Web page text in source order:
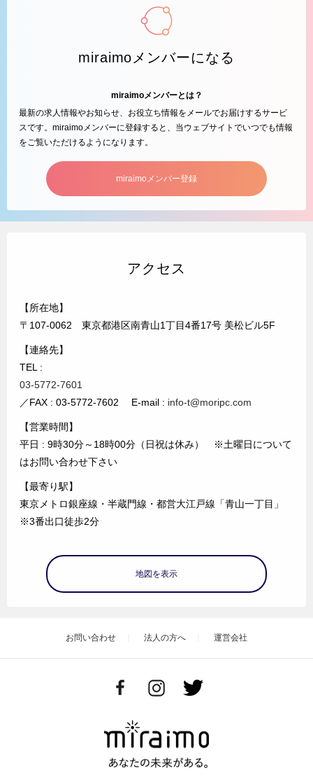
miraimoメンバーになる
miraimoメンバーとは？
最新の求人情報やお知らせ、お役立ち情報をメールでお届けするサービ
スです。miraimoメンバーに登録すると、当ウェブサイトでいつでも情報
をご覧いただけるようになります。
miraimoメンバー登録
アクセス
【所在地】
〒107-0062 東京都港区南青山1丁目4番17号 美松ビル5F
【連絡先】
TEL :
03-5772-7601
／FAX : 03-5772-7602 E-mail : info-t@moripc.com
【営業時間】
平日 : 9時30分～18時00分（日祝は休み） ※土曜日について
はお問い合わせ下さい
【最寄り駅】
東京メトロ銀座線・半蔵門線・都営大江戸線「青山一丁目」
※3番出口徒歩2分
地図を表示
お問い合わせ 法人の方へ 運営会社